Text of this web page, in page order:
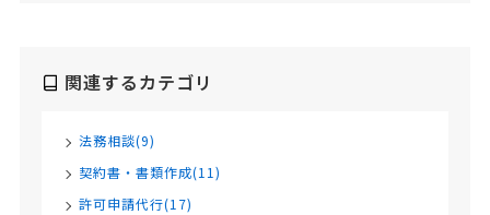
関連するカテゴリ
法務相談(9)
契約書・書類作成(11)
許可申請代行(17)